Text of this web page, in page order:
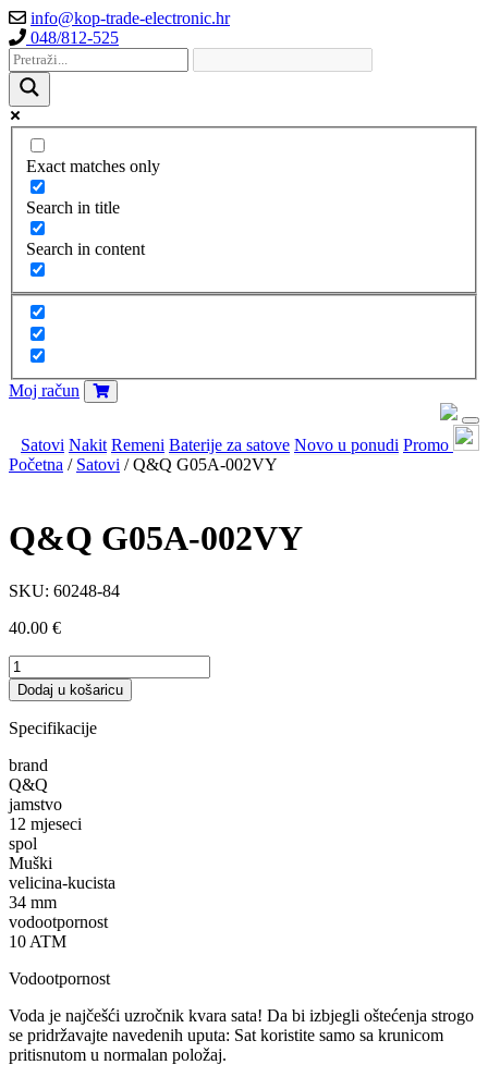
info@kop-trade-electronic.hr
048/812-525
Exact matches only
Search in title
Search in content
Moj račun
Satovi Nakit Remeni Baterije za satove Novo u ponudi Promo
Početna / Satovi / Q&Q G05A-002VY
Q&Q G05A-002VY
SKU: 60248-84
40.00 €
Q&Q
G05A-
002VY
količina
Dodaj u košaricu
Specifikacije
brand
Q&Q
jamstvo
12 mjeseci
spol
Muški
velicina-kucista
34 mm
vodootpornost
10 ATM
Vodootpornost
Voda je najčešći uzročnik kvara sata! Da bi izbjegli oštećenja strogo
se pridržavajte navedenih uputa: Sat koristite samo sa krunicom
pritisnutom u normalan položaj.